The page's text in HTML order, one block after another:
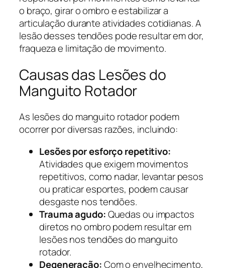
o braço, girar o ombro e estabilizar a
articulação durante atividades cotidianas. A
lesão desses tendões pode resultar em dor,
fraqueza e limitação de movimento.
Causas das Lesões do
Manguito Rotador
As lesões do manguito rotador podem
ocorrer por diversas razões, incluindo:
Lesões por esforço repetitivo:
Atividades que exigem movimentos
repetitivos, como nadar, levantar pesos
ou praticar esportes, podem causar
desgaste nos tendões.
Trauma agudo:Quedas ou impactos
diretos no ombro podem resultar em
lesões nos tendões do manguito
rotador.
Degeneração:Com o envelhecimento,